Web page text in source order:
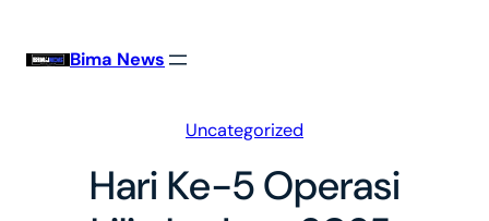
Bima News
Uncategorized
Hari Ke-5 Operasi